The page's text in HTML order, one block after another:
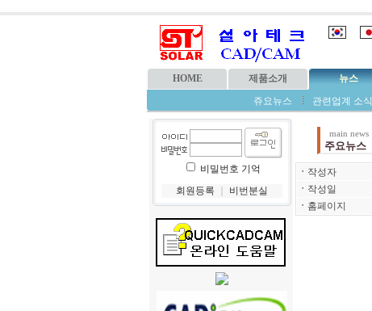
HOME 제품소개 뉴스
쥬요뉴스
관련업계 소식
비밀번호 기억
회원등록
비번분실
main news
주요뉴스
ㆍ 작성자
ㆍ 작성일
ㆍ 홈페이지